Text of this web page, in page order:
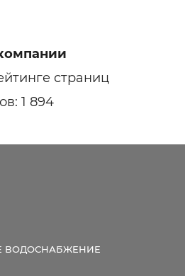
страниц
1 894
ВОДОСНАБЖЕНИЕ